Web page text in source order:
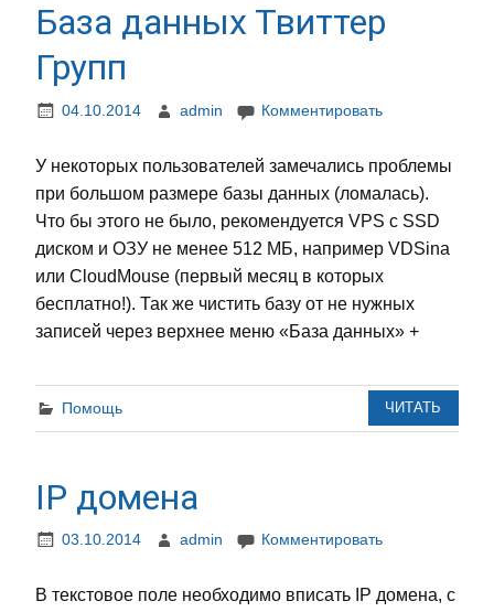
База данных Твиттер
Групп
04.10.2014 admin Комментировать
У некоторых пользователей замечались проблемы
при большом размере базы данных (ломалась).
Что бы этого не было, рекомендуется VPS с SSD
диском и ОЗУ не менее 512 МБ, например VDSina
или CloudMouse (первый месяц в которых
бесплатно!). Так же чистить базу от не нужных
записей через верхнее меню «База данных» +
Помощь ЧИТАТЬ
IP домена
03.10.2014 admin Комментировать
В текстовое поле необходимо вписать IP домена, с